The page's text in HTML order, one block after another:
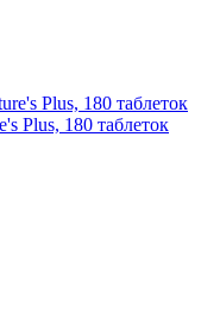
Plus, 180 таблеток